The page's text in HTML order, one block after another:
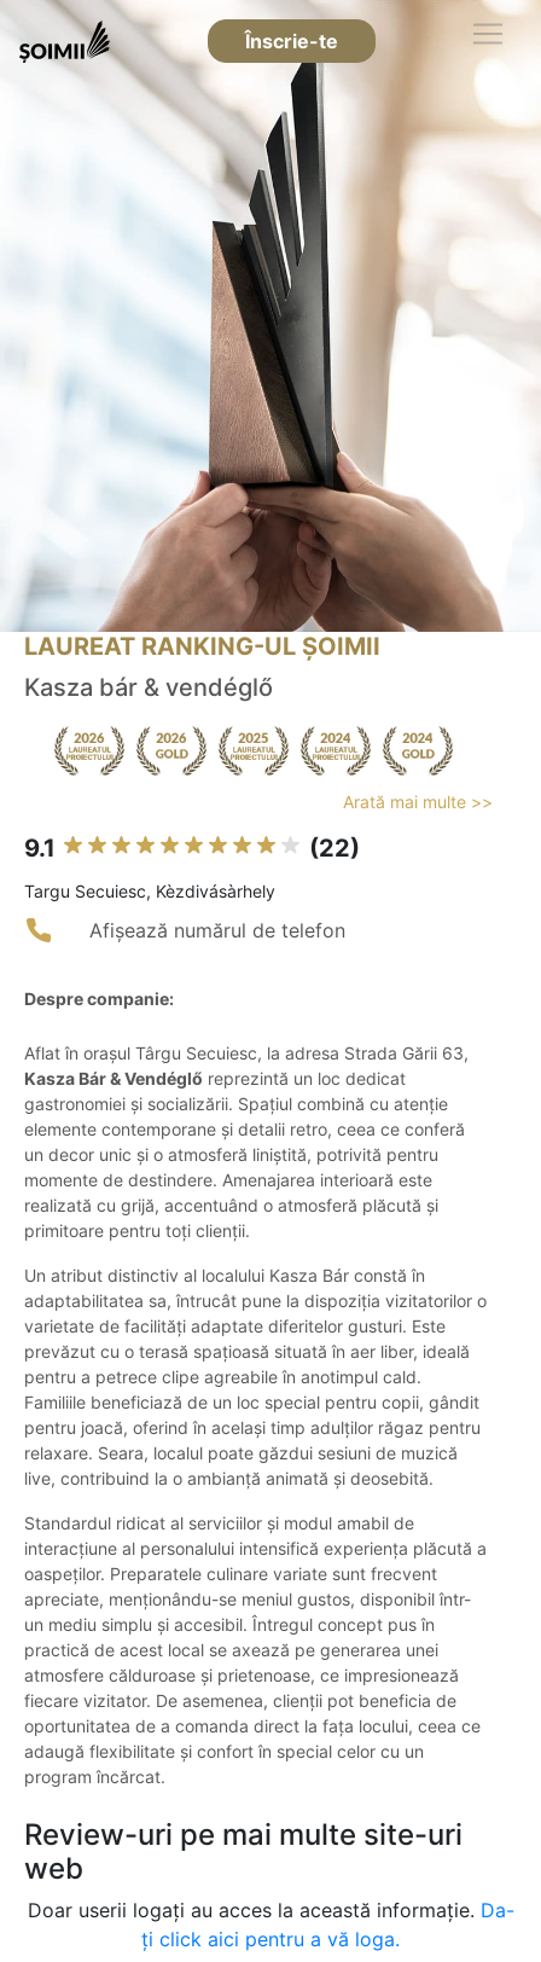
Înscrie-te
LAUREAT RANKING-UL ȘOIMII
Kasza bár & vendéglő
Arată mai multe >>
9.1 (22)
Targu Secuiesc, Kèzdivásàrhely
Afișează numărul de telefon
Despre companie:
Aflat în orașul Târgu Secuiesc, la adresa Strada Gării 63,
Kasza Bár & Vendéglő reprezintă un loc dedicat
gastronomiei și socializării. Spațiul combină cu atenție
elemente contemporane și detalii retro, ceea ce conferă
un decor unic și o atmosferă liniștită, potrivită pentru
momente de destindere. Amenajarea interioară este
realizată cu grijă, accentuând o atmosferă plăcută și
primitoare pentru toți clienții.
Un atribut distinctiv al localului Kasza Bár constă în
adaptabilitatea sa, întrucât pune la dispoziția vizitatorilor o
varietate de facilități adaptate diferitelor gusturi. Este
prevăzut cu o terasă spațioasă situată în aer liber, ideală
pentru a petrece clipe agreabile în anotimpul cald.
Familiile beneficiază de un loc special pentru copii, gândit
pentru joacă, oferind în același timp adulților răgaz pentru
relaxare. Seara, localul poate găzdui sesiuni de muzică
live, contribuind la o ambianță animată și deosebită.
Standardul ridicat al serviciilor și modul amabil de
interacțiune al personalului intensifică experiența plăcută a
oaspeților. Preparatele culinare variate sunt frecvent
apreciate, menționându-se meniul gustos, disponibil într-
un mediu simplu și accesibil. Întregul concept pus în
practică de acest local se axează pe generarea unei
atmosfere călduroase și prietenoase, ce impresionează
fiecare vizitator. De asemenea, clienții pot beneficia de
oportunitatea de a comanda direct la fața locului, ceea ce
adaugă flexibilitate și confort în special celor cu un
program încărcat.
Review-uri pe mai multe site-uri
web
Doar userii logați au acces la această informație. Da-
ți click aici pentru a vă loga.